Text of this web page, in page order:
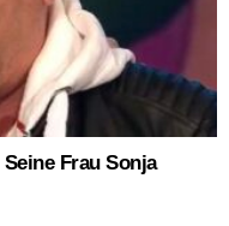
Frau Sonja